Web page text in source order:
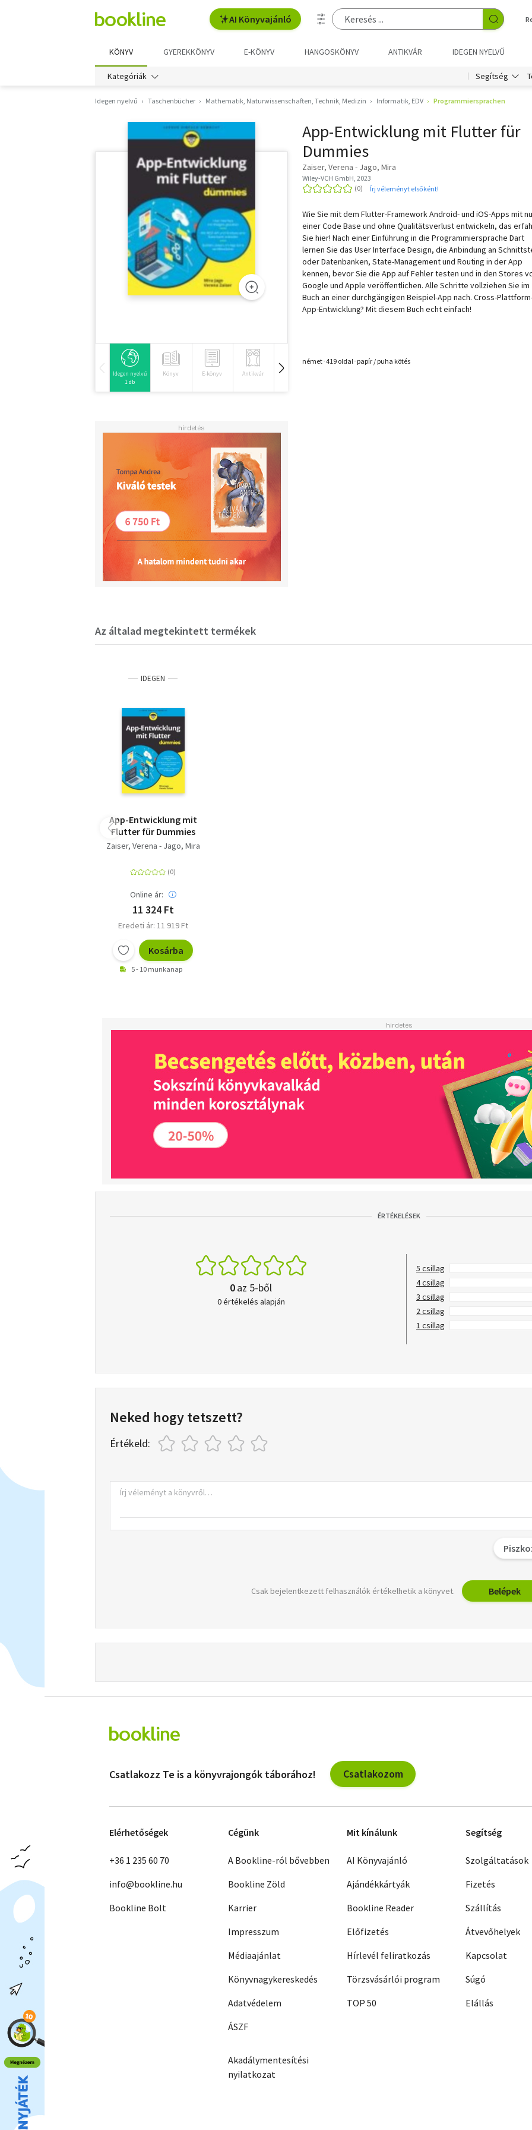
AI Könyvajánló
KÖNYV GYEREKKÖNYV E-KÖNYV HANGOSKÖNYV ANTIKVÁR IDEGEN NYELVŰ
Kategóriák Segítség
Idegen nyelvű Taschenbücher Mathematik, Naturwissenschaften, Technik, Medizin Informatik, EDV Programmiersprachen
Idegen nyelvű
1 db
Könyv E-könyv Antikvár Hangoskönyv
App-Entwicklung mit Flutter für
Dummies
Zaiser, Verena - Jago, Mira
Wiley-VCH GmbH, 2023
Írj véleményt elsőként!
Wie Sie mit dem Flutter-Framework Android- und iOS-Apps mit
einer Code Base und ohne Qualitätsverlust entwickeln, das
Sie hier! Nach einer Einführung in die Programmiersprache Dart
lernen Sie das User Interface Design, die Anbindung an
oder Datenbanken, State-Management und Routing in der App
kennen, bevor Sie die App auf Fehler testen und in den Stores
Google und Apple veröffentlichen. Alle Schritte vollziehen Sie im
Buch an einer durchgängigen Beispiel-App nach. Cross-
App-Entwicklung? Mit diesem Buch echt einfach!
német･419 oldal･papír / puha kötés
Az általad megtekintett termékek
IDEGEN
App-Entwicklung mit
Flutter für Dummies
Zaiser, Verena - Jago, Mira
Online ár:
11 324 Ft
Eredeti ár: 11 919 Ft
Kosárba
5 - 10 munkanap
ÉRTÉKELÉSEK
0az 5-ből
0 értékelés alapján
5 csillag
4 csillag
3 csillag
2 csillag
1 csillag
Neked hogy tetszett?
Értékeld:
Csak bejelentkezett felhasználók értékelhetik a könyvet. Belépek
Csatlakozz Te is a könyvrajongók táborához! Csatlakozom
Elérhetőségek
+36 1 235 60 70
info@bookline.hu
Bookline Bolt
Cégünk
A Bookline-ról bővebben
Bookline Zöld
Karrier
Impresszum
Médiaajánlat
Könyvnagykereskedés
Adatvédelem
ÁSZF
Akadálymentesítési
nyilatkozat
Mit kínálunk
AI Könyvajánló
Ajándékkártyák
Bookline Reader
Előfizetés
Hírlevél feliratkozás
Törzsvásárlói program
TOP 50
Segítség
Szolgáltatások
Fizetés
Szállítás
Átvevőhelyek
Kapcsolat
Súgó
Elállás